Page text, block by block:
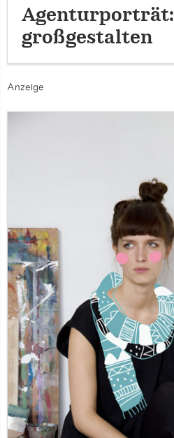
Agenturporträt:
großgestalten
Anzeige